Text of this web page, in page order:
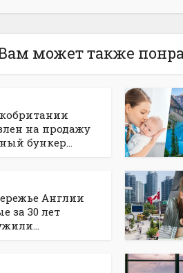
может также
на продажу
бункер...
Англии
за 30 лет